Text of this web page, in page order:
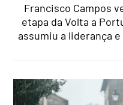
Francisco Campos
etapa da Volta a
assumiu a liderança